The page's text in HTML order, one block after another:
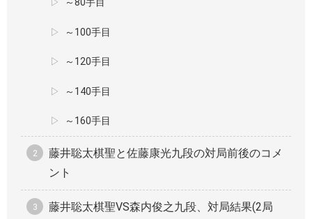
～80手目
～100手目
～120手目
～140手目
～160手目
藤井聡太棋聖と佐藤康光九段の対局前後のコメ
ント
藤井聡太棋聖VS森内俊之九段、対局結果(2局